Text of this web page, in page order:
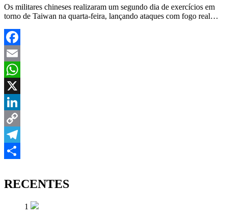
Os militares chineses realizaram um segundo dia de exercícios em
torno de Taiwan na quarta-feira, lançando ataques com fogo real…
Facebook
Email
WhatsApp
X
LinkedIn
Copy
Link
Telegram
RECENTES
1